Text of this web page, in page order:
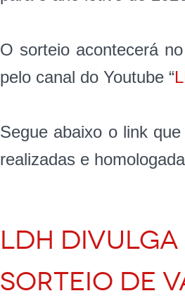
O sorteio acontecerá
pelo canal do Youtube “
Segue abaixo o link
realizadas e
LDH DIVULGA
SORTEIO DE